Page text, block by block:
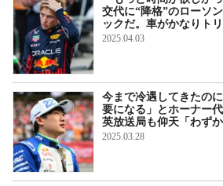
交代に“降格”のローソ
ックだ。車がかなりト
2025.04.03
今まで冷遇してきたの
要になる」とホーナー
英放送局も仰天「わずか
2025.03.28